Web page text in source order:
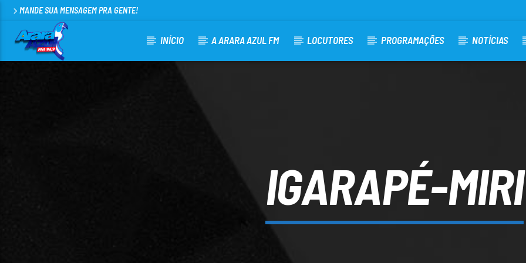
MANDE SUA MENSAGEM PRA GENTE!
INÍCIO A ARARA AZUL FM LOCUTORES PROGRAMAÇÕES NOTÍCIAS
IGARAPÉ-MIRI